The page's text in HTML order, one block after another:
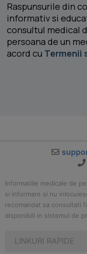
Raspunsurile din
informativ si
consultul medical
persoana de un
acord cu Termenii
Informatiile medicale de
si informare si nu
recomandat sa consultati
disponibili in sistemul de
LINKURI RAPIDE